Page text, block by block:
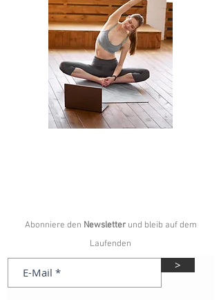
Abonniere den Newsletterund bleib auf dem
Laufenden
>